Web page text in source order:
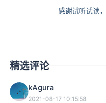
一年，然后说哪个季节的
本集编辑：小蝉
感谢试听试读
精选评论
kAgura
2021-08-17 10:15:58